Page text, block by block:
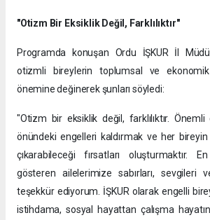
"Otizm Bir Eksiklik Değil, Farklılıktır"
Programda konuşan Ordu İŞKUR İl
otizmli bireylerin toplumsal ve ekonomik
önemine değinerek şunları söyledi:
"Otizm bir eksiklik değil, farklılıktır. Önemli
önündeki engelleri kaldırmak ve her
çıkarabileceği fırsatları oluşturmaktır.
gösteren ailelerimize sabırları, sevgileri
teşekkür ediyorum. İŞKUR olarak engelli
istihdama, sosyal hayattan çalışma